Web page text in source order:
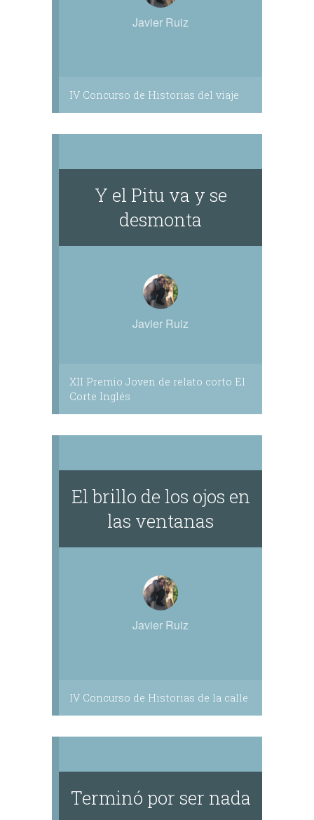
Javier Ruiz
IV Concurso de Historias del viaje
Y el Pitu va y se
desmonta
Javier Ruiz
XII Premio Joven de relato corto El
Corte Inglés
El brillo de los ojos en
las ventanas
Javier Ruiz
IV Concurso de Historias de la calle
Terminó por ser nada